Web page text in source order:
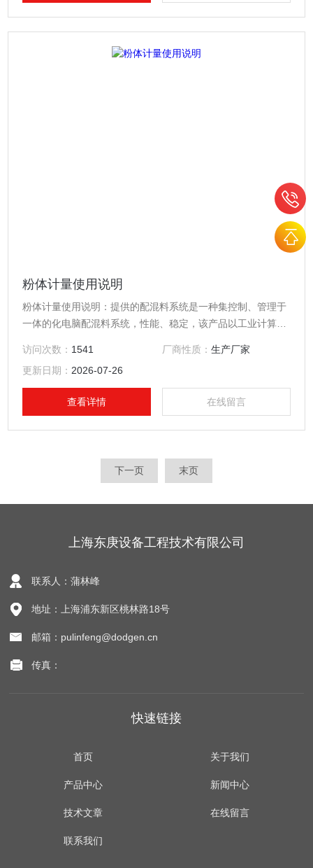
粉体计量使用说明
粉体计量使用说明：提供的配混料系统是一种集控制、管理于
一体的化电脑配混料系统，性能、稳定，该产品以工业计算机
制系统，且根据用户工艺需要灵活组成一机一秤、一机多秤，
选用该系统可大大企业生产效率及管理能力。
访问次数： 1541 厂商性质： 生产厂家
更新日期： 2026-07-26
查看详情 在线留言
下一页 末页
上海东庚设备工程技术有限公司
联系人：蒲林峰
地址：上海浦东新区桃林路18号
邮箱：pulinfeng@dodgen.cn
传真：
快速链接
首页 关于我们
产品中心 新闻中心
技术文章 在线留言
联系我们